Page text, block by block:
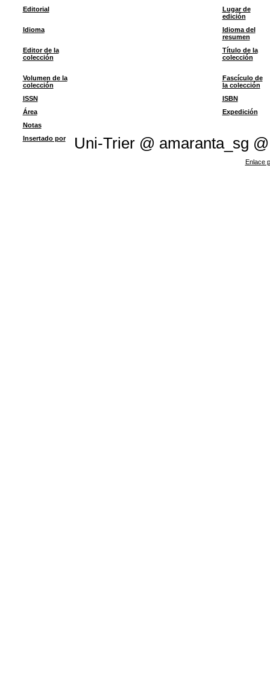
Editorial
Lugar de
edición
Idioma
Idioma del
resumen
Editor de la
colección
Título de la
colección
Volumen de la
colección
Fascículo de
la colección
ISSN
ISBN
Área
Expedición
Notas
Insertado por
Uni-Trier @ amaranta_sg @
Enlace